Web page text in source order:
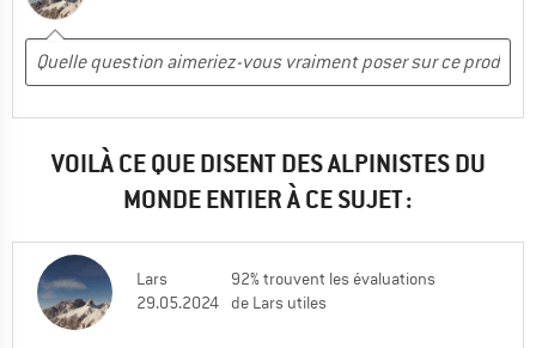
VOILÀ CE QUE DISENT DES ALPINISTES DU
MONDE ENTIER À CE SUJET :
Lars
29.05.2024
92% trouvent les évaluations
de Lars utiles